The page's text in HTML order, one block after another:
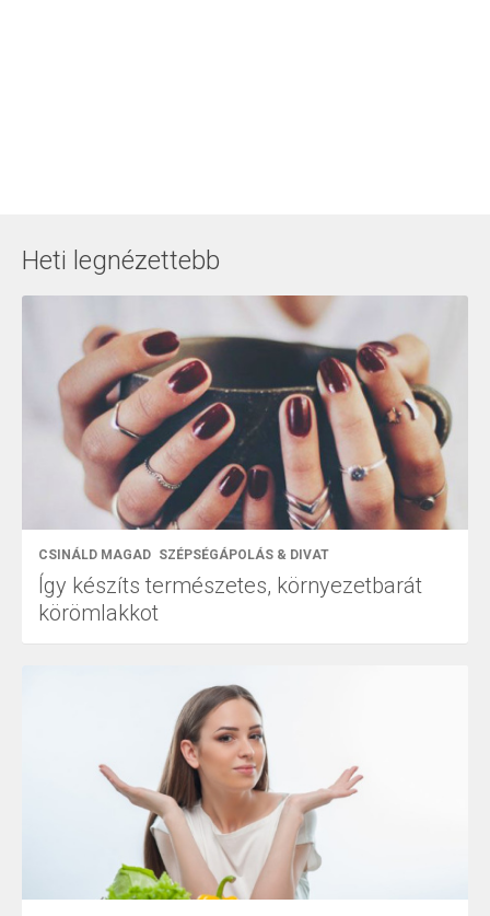
Heti legnézettebb
CSINÁLD MAGAD SZÉPSÉGÁPOLÁS & DIVAT
Így készíts természetes, környezetbarát
körömlakkot